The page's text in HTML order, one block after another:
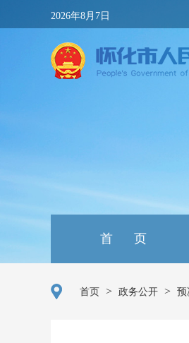
2026年8月7日
首 页
首页 > 政务公开 > 预